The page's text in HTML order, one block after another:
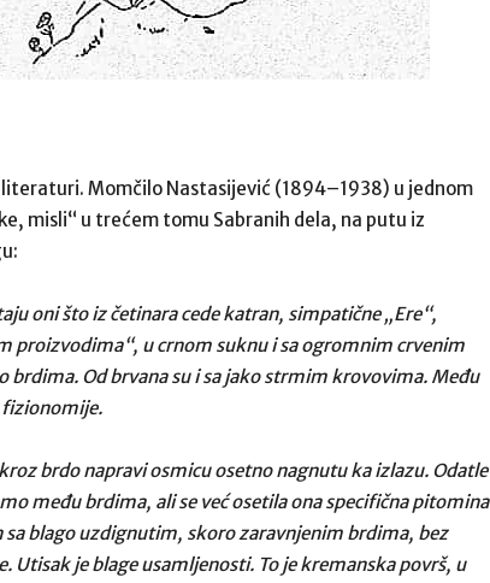
literaturi. Momčilo Nastasijević (1894–1938) u jednom
misli“ u trećem tomu Sabranih dela, na putu iz
oni što iz četinara cede katran, simpatične „Ere“,
proizvodima“, u crnom suknu i sa ogromnim crvenim
brdima. Od brvana su i sa jako strmim krovovima. Među
fizionomije.
brdo napravi osmicu osetno nagnutu ka izlazu. Odatle
među brdima, ali se već osetila ona specifična pitomina
sa blago uzdignutim, skoro zaravnjenim brdima, bez
Utisak je blage usamljenosti. To je kremanska površ, u